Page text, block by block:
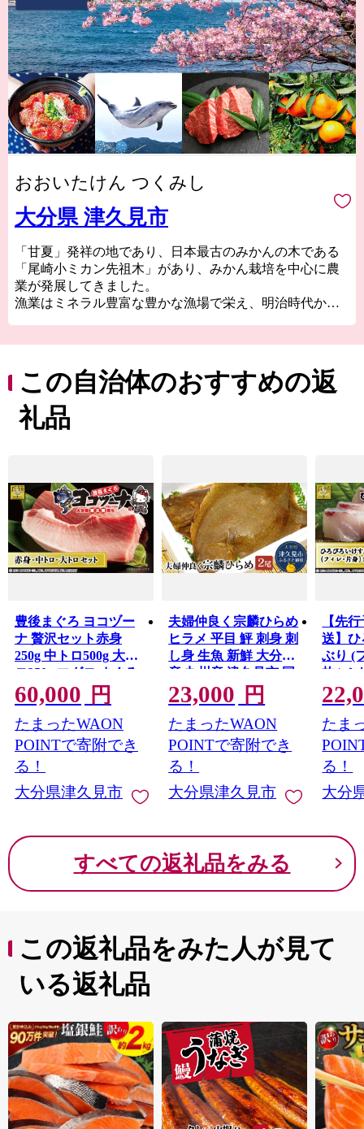
おおいたけん つくみし
大分県 津久見市
「甘夏」発祥の地であり、日本最古のみかんの木である
「尾崎小ミカン先祖木」があり、みかん栽培を中心に農
業が発展してきました。
漁業はミネラル豊富な豊かな漁場で栄え、明治時代から
石灰石・セメント産業で栄えてきたため鉱山の独特な景
観を有しており、セメント工場があることから「セメン
ト町」という地名も存在します。
住所にセメント町と記載できるのは日本でもここ津久見
この自治体のおすすめの返
礼品
豊後まぐろ ヨコヅー
ナ 贅沢セット赤身
250g 中トロ500g 大ト
ロ250g マグロ まぐろ
鮪 赤身 大トロ 中トロ
刺身 刺し身大分県産
九州産 津久見市
60,000 円
たまったWAON
POINTで寄附でき
る！
大分県津久見市
夫婦仲良く宗麟ひらめ
ヒラメ 平目 鮃 刺身 刺
し身 生魚 新鮮 大分県
産 九州産 津久見市 国
産【tsu002602】
23,000 円
たまったWAON
POINTで寄附でき
る！
大分県津久見市
【先
送】ひ
ぶり (
枚 | ぶ
身 刺
産 津
【
たま
る！
大分
すべての返礼品をみる
この返礼品をみた人が見て
いる返礼品